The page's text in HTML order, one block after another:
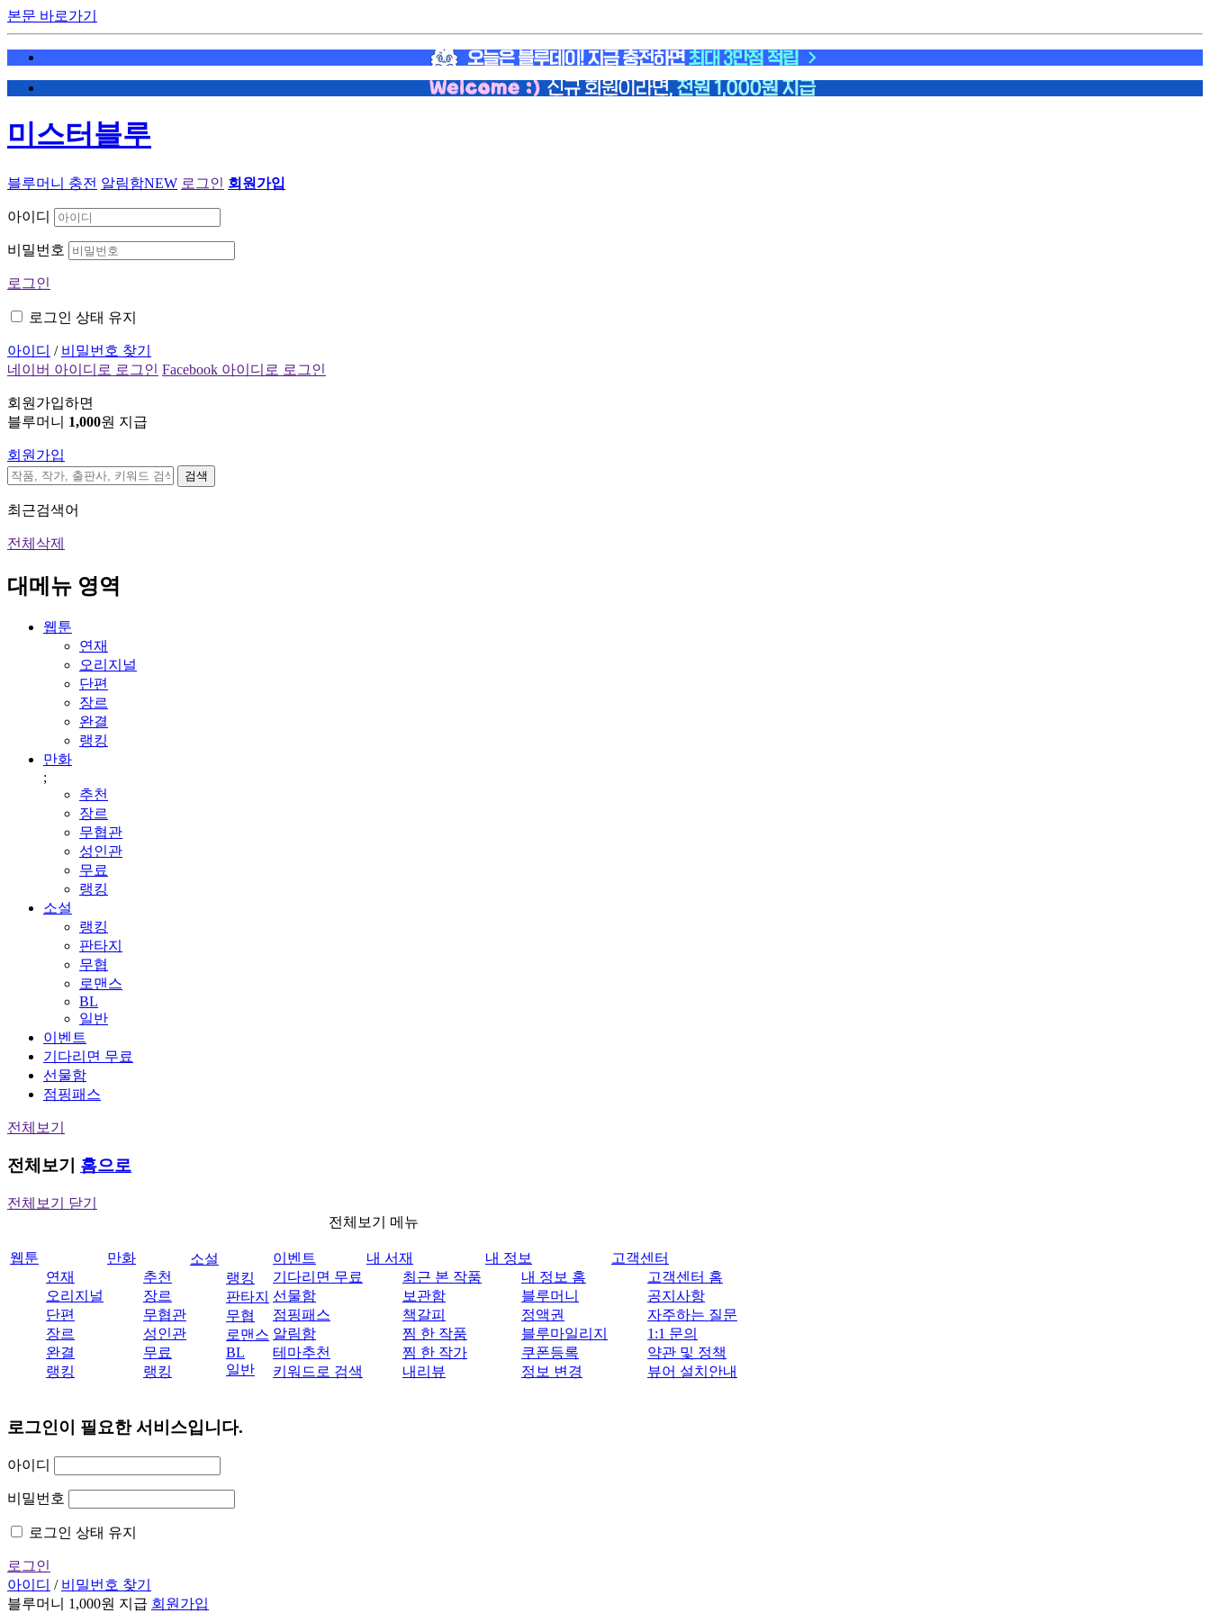
본문 바로가기
미스터블루
블루머니 충전 알림함NEW 로그인 회원가입
아이디
비밀번호
로그인
로그인 상태 유지
아이디 / 비밀번호 찾기
네이버 아이디로 로그인 Facebook 아이디로 로그인
회원가입하면
블루머니 1,000원 지급
회원가입
검색
최근검색어
전체삭제
대메뉴 영역
웹툰
연재
오리지널
단편
장르
완결
랭킹
만화
;
추천
장르
무협관
성인관
무료
랭킹
소설
랭킹
판타지
무협
로맨스
BL
일반
이벤트
기다리면 무료
선물함
점핑패스
전체보기
전체보기 홈으로
전체보기 닫기
전체보기 메뉴
웹툰
연재
오리지널
단편
장르
완결
랭킹
만화
추천
장르
무협관
성인관
무료
랭킹
소설
랭킹
판타지
무협
로맨스
BL
일반
이벤트
기다리면 무료
선물함
점핑패스
알림함
테마추천
키워드로 검색
내 서재
최근 본 작품
보관함
책갈피
찜 한 작품
찜 한 작가
내리뷰
내 정보
내 정보 홈
블루머니
정액권
블루마일리지
쿠폰등록
정보 변경
고객센터
고객센터 홈
공지사항
자주하는 질문
1:1 문의
약관 및 정책
뷰어 설치안내
로그인이 필요한 서비스입니다.
아이디
비밀번호
로그인 상태 유지
로그인
아이디 / 비밀번호 찾기
블루머니 1,000원 지급 회원가입